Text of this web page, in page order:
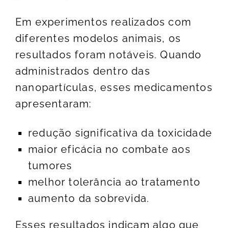
Em experimentos realizados com
diferentes modelos animais, os
resultados foram notáveis. Quando
administrados dentro das
nanopartículas, esses medicamentos
apresentaram:
redução significativa da toxicidade
maior eficácia no combate aos
tumores
melhor tolerância ao tratamento
aumento da sobrevida.
Esses resultados indicam algo que